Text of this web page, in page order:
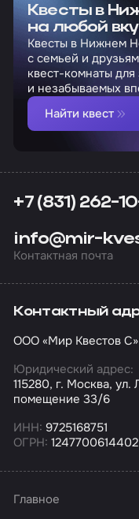
Квесты в
на любой
Квесты в Нижнем
с семьей и
квест-комнаты
и незабываемых
Найти квест
+7 (831) 262-
info@mir-
Контактная почта
Контактный
ООО «Мир Квестов С»
Юридический адрес:
115280, г. Москва,
помещение 33/6
ИНН: 9725168751
ОГРН: 1247700614402
Главное